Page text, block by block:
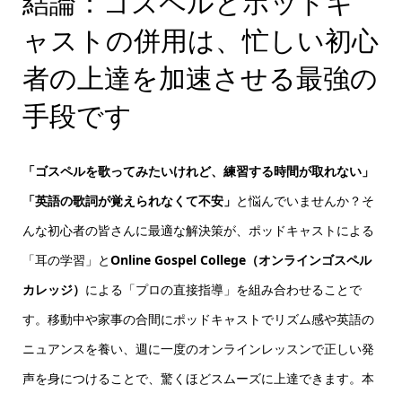
ャストの併用は、忙しい初心
者の上達を加速させる最強の
手段です
「ゴスペルを歌ってみたいけれど、練習する時間が取れない」
「英語の歌詞が覚えられなくて不安」 と悩んでいませんか？そ
んな初心者の皆さんに最適な解決策が、ポッドキャストによる
「耳の学習」とOnline Gospel College（オンラインゴスペル
カレッジ） による「プロの直接指導」を組み合わせることで
す。移動中や家事の合間にポッドキャストでリズム感や英語の
ニュアンスを養い、週に一度のオンラインレッスンで正しい発
声を身につけることで、驚くほどスムーズに上達できます。本